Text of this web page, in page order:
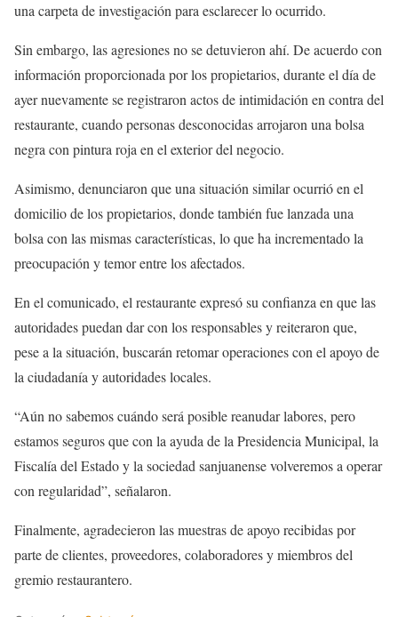
una carpeta de investigación para esclarecer lo ocurrido.
Sin embargo, las agresiones no se detuvieron ahí. De acuerdo con
información proporcionada por los propietarios, durante el día de
ayer nuevamente se registraron actos de intimidación en contra del
restaurante, cuando personas desconocidas arrojaron una bolsa
negra con pintura roja en el exterior del negocio.
Asimismo, denunciaron que una situación similar ocurrió en el
domicilio de los propietarios, donde también fue lanzada una
bolsa con las mismas características, lo que ha incrementado la
preocupación y temor entre los afectados.
En el comunicado, el restaurante expresó su confianza en que las
autoridades puedan dar con los responsables y reiteraron que,
pese a la situación, buscarán retomar operaciones con el apoyo de
la ciudadanía y autoridades locales.
“Aún no sabemos cuándo será posible reanudar labores, pero
estamos seguros que con la ayuda de la Presidencia Municipal, la
Fiscalía del Estado y la sociedad sanjuanense volveremos a operar
con regularidad”, señalaron.
Finalmente, agradecieron las muestras de apoyo recibidas por
parte de clientes, proveedores, colaboradores y miembros del
gremio restaurantero.